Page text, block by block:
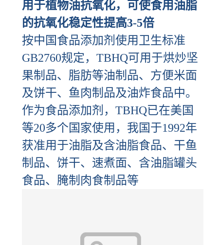
用于植物油抗氧化，可使食用油脂
的抗氧化稳定性提高3-5倍
按中国食品添加剂使用卫生标准
GB2760规定，TBHQ可用于烘炒坚
果制品、脂肪等油制品、方便米面
及饼干、鱼肉制品及油炸食品中。
作为食品添加剂，TBHQ已在美国
等20多个国家使用，我国于1992年
获准用于油脂及含油脂食品、干鱼
制品、饼干、速煮面、含油脂罐头
食品、腌制肉食制品等